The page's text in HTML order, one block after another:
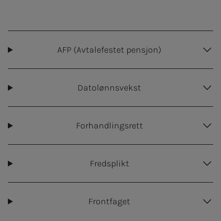
AFP (Avtalefestet pensjon)
Datolønnsvekst
Forhandlingsrett
Fredsplikt
Frontfaget